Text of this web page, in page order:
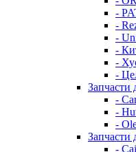
-
-
-
-
-
-
Запчасти
-
-
-
Запчасти
-